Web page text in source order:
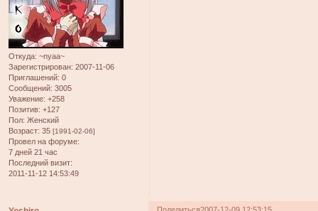
Откуда: ~nyaa~
Зарегистрирован: 2007-11-06
Приглашений: 0
Сообщений: 3005
Уважение: +258
Позитив: +127
Пол: Женский
Возраст: 35 [1991-02-06]
Провел на форуме:
7 дней 21 час
Последний визит:
2011-11-12 14:53:49